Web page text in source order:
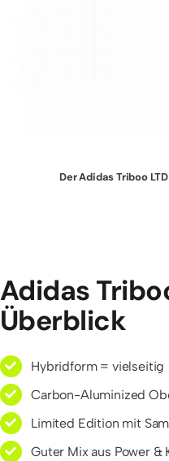
Der Adidas Triboo
Adidas
Überblick
Hybridform = vielseitig
Carbon-Aluminized
Limited Edition mit
Guter Mix aus Power &